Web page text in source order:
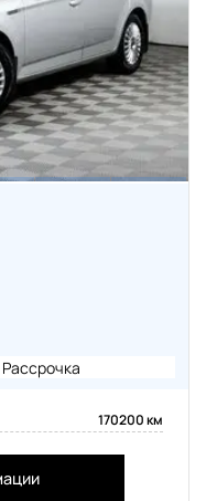
Рассрочка
170200 км